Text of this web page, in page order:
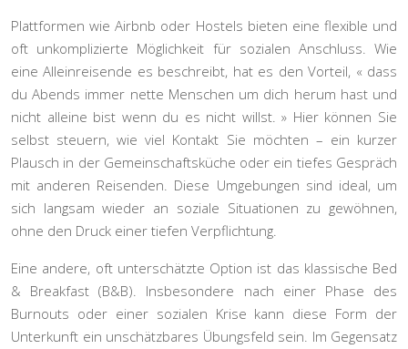
Plattformen wieAirbnb oder Hostels bieten eine flexible und
oft unkomplizierte Möglichkeit für sozialen Anschluss. Wie
eine Alleinreisende es beschreibt, hat es den Vorteil, « dass
du Abends immer nette Menschen um dich herum hast und
nicht alleine bist wenn du es nicht willst. » Hier können Sie
selbst steuern, wie viel Kontakt Sie möchten – ein kurzer
Plausch in der Gemeinschaftsküche oder ein tiefes Gespräch
mit anderen Reisenden. Diese Umgebungen sind ideal, um
sich langsam wieder an soziale Situationen zu gewöhnen,
ohne den Druck einer tiefen Verpflichtung.
Eine andere, oft unterschätzte Option ist das klassische Bed
& Breakfast (B&B). Insbesondere nach einer Phase des
Burnouts oder einer sozialen Krise kann diese Form der
Unterkunft ein unschätzbares Übungsfeld sein. Im Gegensatz